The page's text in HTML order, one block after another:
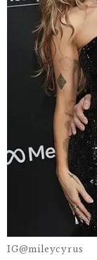
IG@mileycyrus